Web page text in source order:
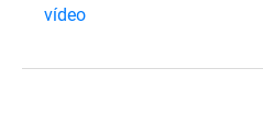
vídeo